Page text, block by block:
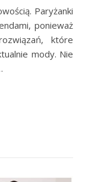
Paryżanki
ponieważ
które
mody. Nie